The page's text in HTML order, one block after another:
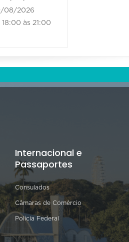
08/2026
às 21:00
Internacional e
Passaportes
Consulados
Câmaras de Comércio
Polícia Federal